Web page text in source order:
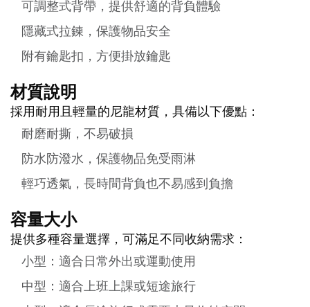
可調整式背帶，提供舒適的背負體驗
隱藏式拉鍊，保護物品安全
附有鑰匙扣，方便掛放鑰匙
材質說明
採用耐用且輕量的尼龍材質，具備以下優點：
耐磨耐撕，不易破損
防水防潑水，保護物品免受雨淋
輕巧透氣，長時間背負也不易感到負擔
容量大小
提供多種容量選擇，可滿足不同收納需求：
小型：適合日常外出或運動使用
中型：適合上班上課或短途旅行